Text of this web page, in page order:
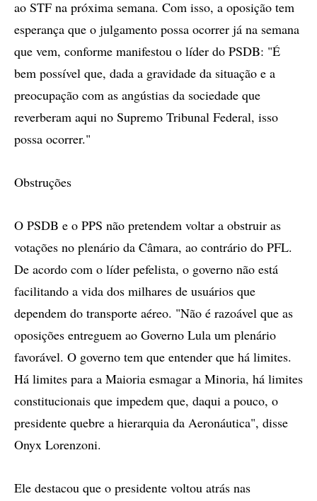
ao STF na próxima semana. Com isso, a oposição tem
esperança que o julgamento possa ocorrer já na semana
que vem, conforme manifestou o líder do PSDB: "É
bem possível que, dada a gravidade da situação e a
preocupação com as angústias da sociedade que
reverberam aqui no Supremo Tribunal Federal, isso
possa ocorrer."
Obstruções
O PSDB e o PPS não pretendem voltar a obstruir as
votações no plenário da Câmara, ao contrário do PFL.
De acordo com o líder pefelista, o governo não está
facilitando a vida dos milhares de usuários que
dependem do transporte aéreo. "Não é razoável que as
oposições entreguem ao Governo Lula um plenário
favorável. O governo tem que entender que há limites.
Há limites para a Maioria esmagar a Minoria, há limites
constitucionais que impedem que, daqui a pouco, o
presidente quebre a hierarquia da Aeronáutica", disse
Onyx Lorenzoni.
Ele destacou que o presidente voltou atrás nas